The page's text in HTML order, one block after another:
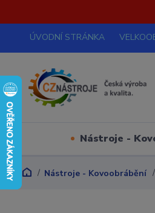
ÚVODNÍ STRÁNKA
Nástroje -
Nástroje - Kovoobrábění